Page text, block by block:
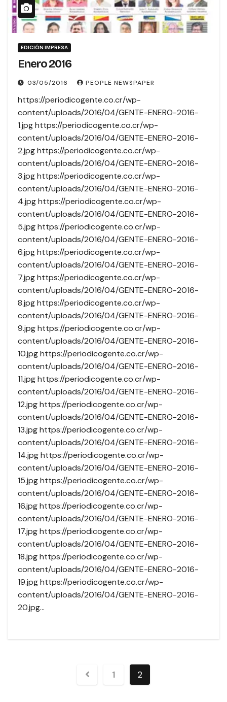
EDICIÓN IMPRESA
Enero 2016
03/05/2016 PEOPLE NEWSPAPER
https://periodicogente.co.cr/wp-
content/uploads/2016/04/GENTE-ENERO-2016-
1.jpg https://periodicogente.co.cr/wp-
content/uploads/2016/04/GENTE-ENERO-2016-
2.jpg https://periodicogente.co.cr/wp-
content/uploads/2016/04/GENTE-ENERO-2016-
3.jpg https://periodicogente.co.cr/wp-
content/uploads/2016/04/GENTE-ENERO-2016-
4.jpg https://periodicogente.co.cr/wp-
content/uploads/2016/04/GENTE-ENERO-2016-
5.jpg https://periodicogente.co.cr/wp-
content/uploads/2016/04/GENTE-ENERO-2016-
6.jpg https://periodicogente.co.cr/wp-
content/uploads/2016/04/GENTE-ENERO-2016-
7.jpg https://periodicogente.co.cr/wp-
content/uploads/2016/04/GENTE-ENERO-2016-
8.jpg https://periodicogente.co.cr/wp-
content/uploads/2016/04/GENTE-ENERO-2016-
9.jpg https://periodicogente.co.cr/wp-
content/uploads/2016/04/GENTE-ENERO-2016-
10.jpg https://periodicogente.co.cr/wp-
content/uploads/2016/04/GENTE-ENERO-2016-
11.jpg https://periodicogente.co.cr/wp-
content/uploads/2016/04/GENTE-ENERO-2016-
12.jpg https://periodicogente.co.cr/wp-
content/uploads/2016/04/GENTE-ENERO-2016-
13.jpg https://periodicogente.co.cr/wp-
content/uploads/2016/04/GENTE-ENERO-2016-
14.jpg https://periodicogente.co.cr/wp-
content/uploads/2016/04/GENTE-ENERO-2016-
15.jpg https://periodicogente.co.cr/wp-
content/uploads/2016/04/GENTE-ENERO-2016-
16.jpg https://periodicogente.co.cr/wp-
content/uploads/2016/04/GENTE-ENERO-2016-
17.jpg https://periodicogente.co.cr/wp-
content/uploads/2016/04/GENTE-ENERO-2016-
18.jpg https://periodicogente.co.cr/wp-
content/uploads/2016/04/GENTE-ENERO-2016-
19.jpg https://periodicogente.co.cr/wp-
content/uploads/2016/04/GENTE-ENERO-2016-
20.jpg…
1 2